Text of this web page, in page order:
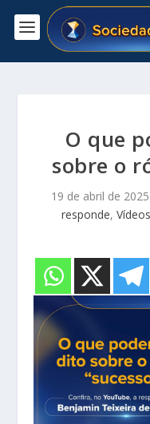
O que
sobre o
19 de abril de 2025
responde,